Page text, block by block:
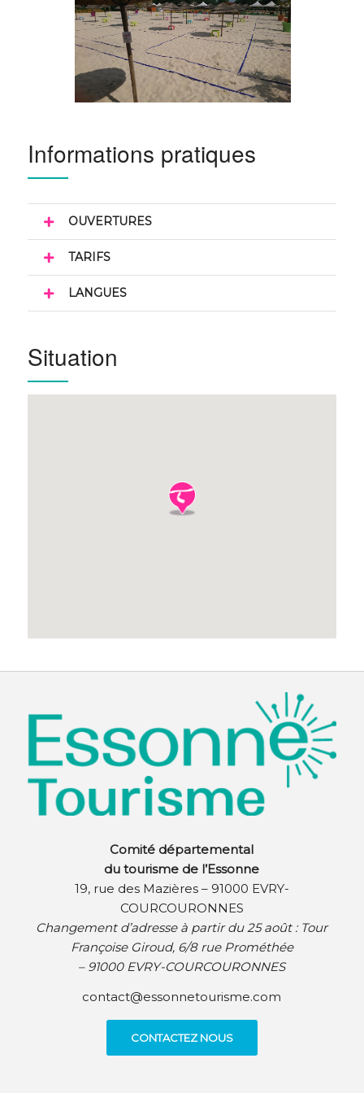
Informations pratiques
OUVERTURES
TARIFS
LANGUES
Situation
Comité départemental
du tourisme de l’Essonne
19, rue des Mazières – 91000 EVRY-
COURCOURONNES
Changement d’adresse à partir du 25 août : Tour
Françoise Giroud, 6/8 rue Prométhée
– 91000 EVRY-COURCOURONNES
contact@essonnetourisme.com
CONTACTEZ NOUS